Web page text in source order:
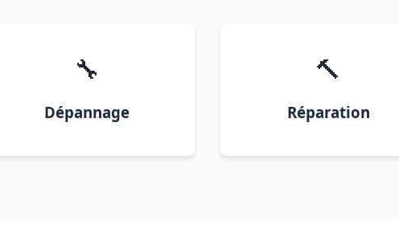
🔧
Dépannage
🔨
Réparation